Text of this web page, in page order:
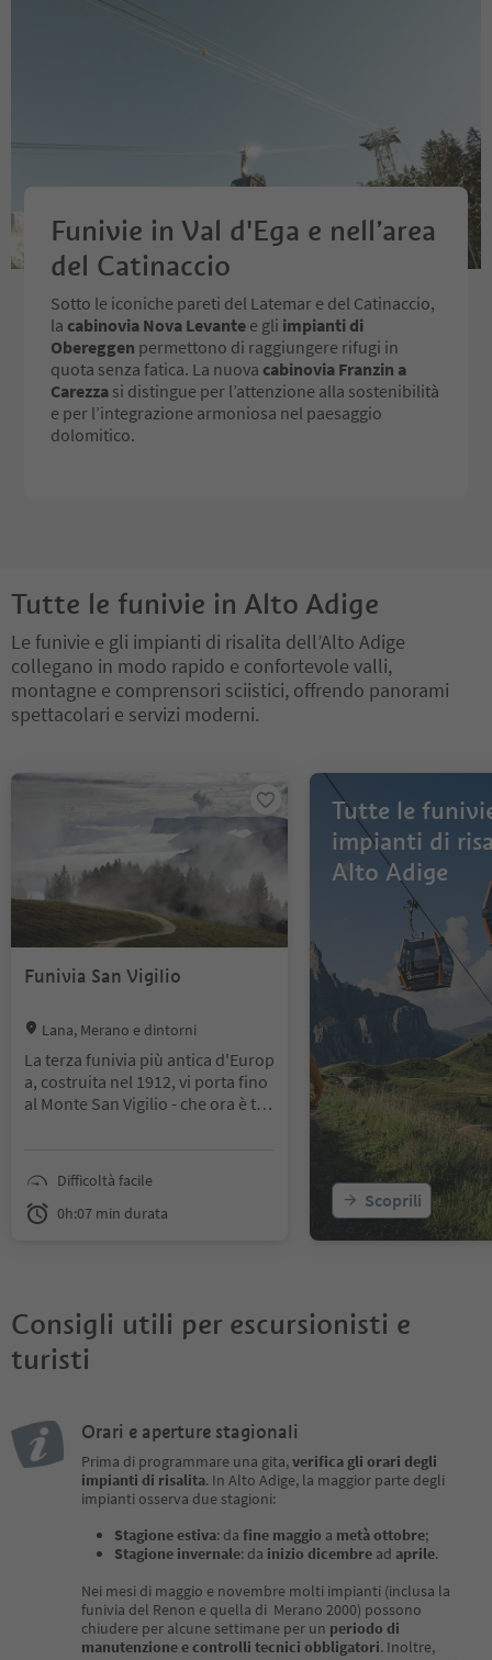
Funivie in Val d'Ega e nell’area
del Catinaccio
Sotto le iconiche pareti del Latemar e del Catinaccio,
la cabinovia Nova Levante e gli impianti di
Obereggen permettono di raggiungere rifugi in
quota senza fatica. La nuova cabinovia Franzin a
Carezza si distingue per l’attenzione alla sostenibilità
e per l’integrazione armoniosa nel paesaggio
dolomitico.
Tutte le funivie in Alto Adige
Le funivie e gli impianti di risalita dell’Alto Adige
collegano in modo rapido e confortevole valli,
montagne e comprensori sciistici, offrendo panorami
spettacolari e servizi moderni.
Funivia San Vigilio
Location:
Lana, Merano e dintorni
La terza funivia più antica d'Europ
a, costruita nel 1912, vi porta fino
al Monte San Vigilio - che ora è tor
mente rinnovato secondo lo stato
dell'arte. Il viaggio da 334 a 1.500
metri nella nuova e confortevole c
tobus di Oberlana.
I biglietti sono disponibili presso l
och.com
Difficoltà facile
0h:07 min durata
Tutte le
impianti di
Alto Adige
Scoprili
Consigli utili per escursionisti e
turisti
Orari e aperture stagionali
Prima di programmare una gita,verifica gli orari degli
impianti di risalita. In Alto Adige, la maggior parte degli
impianti osserva due stagioni:
Stagione estiva: da fine maggio a metà ottobre;
Stagione invernale: da inizio dicembre ad aprile.
Nei mesi di maggio e novembre molti impianti (inclusa la
funivia del Renon e quella di Merano 2000) possono
chiudere per alcune settimane per un periodo di
manutenzione e controlli tecnici obbligatori. Inoltre,